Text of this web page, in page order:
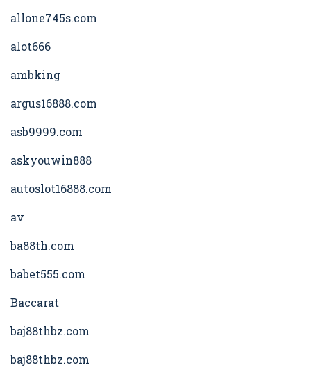
allone745s.com
alot666
ambking
argus16888.com
asb9999.com
askyouwin888
autoslot16888.com
av
ba88th.com
babet555.com
Baccarat
baj88thbz.com
baj88thbz.com